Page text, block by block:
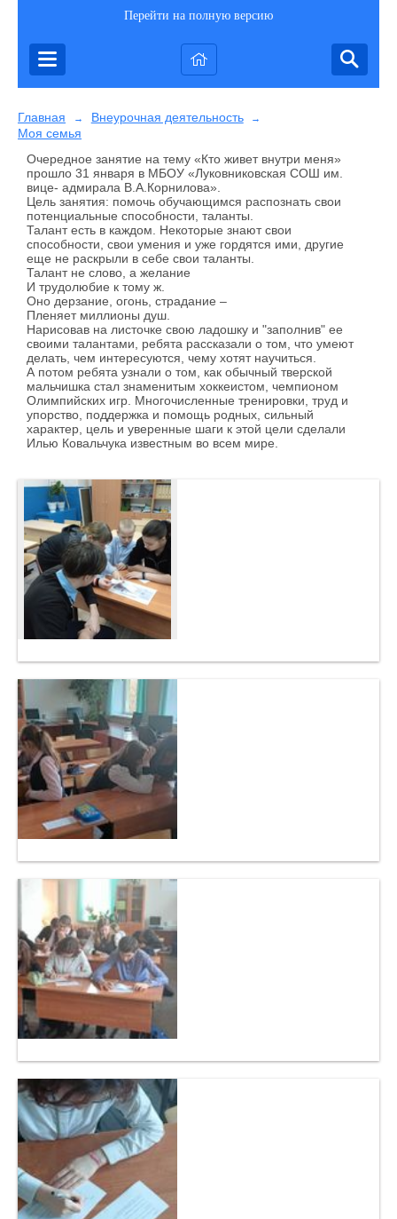
Перейти на полную версию
Главная → Внеурочная деятельность →
Моя семья
Очередное занятие на тему «Кто живет внутри меня»
прошло 31 января в МБОУ «Луковниковская СОШ им.
вице- адмирала В.А.Корнилова».
Цель занятия: помочь обучающимся распознать свои
потенциальные способности, таланты.
Талант есть в каждом. Некоторые знают свои
способности, свои умения и уже гордятся ими, другие
еще не раскрыли в себе свои таланты.
Талант не слово, а желание
И трудолюбие к тому ж.
Оно дерзание, огонь, страдание –
Пленяет миллионы душ.
Нарисовав на листочке свою ладошку и "заполнив" ее
своими талантами, ребята рассказали о том, что умеют
делать, чем интересуются, чему хотят научиться.
А потом ребята узнали о том, как обычный тверской
мальчишка стал знаменитым хоккеистом, чемпионом
Олимпийских игр. Многочисленные тренировки, труд и
упорство, поддержка и помощь родных, сильный
характер, цель и уверенные шаги к этой цели сделали
Илью Ковальчука известным во всем мире.